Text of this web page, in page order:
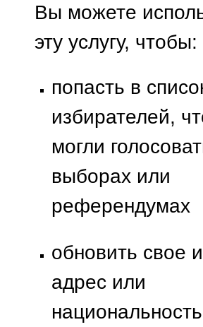
Вы можете
эту услугу, чтобы:
попасть в
избирателей,
могли
выборах или
референдумах
обновить свое
адрес или